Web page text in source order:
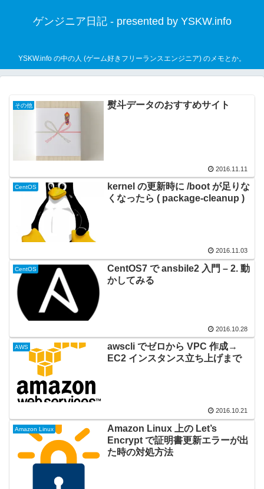
ゲンジニア日記 - presented by YSKW.info
YSKW.info の中の人 (ゲーム好きフリーランスエンジニア) のメモとか。
その他 熨斗データのおすすめサイト
2016.11.11
CentOS
kernel の更新時に /boot が足りな
くなったら ( package-cleanup )
2016.11.03
CentOS
CentOS7 で ansbile2 入門 – 2. 動
かしてみる
2016.10.28
AWS
awscli でゼロから VPC 作成→
EC2 インスタンス立ち上げまで
2016.10.21
Amazon Linux
Amazon Linux 上の Let’s
Encrypt で証明書更新エラーが出
た時の対処方法